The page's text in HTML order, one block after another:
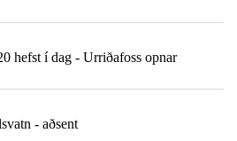
hefst í dag - Urriðafoss opnar
- aðsent